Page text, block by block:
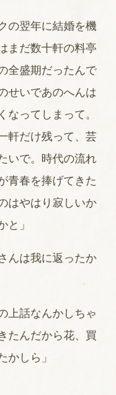
の翌年に結婚を機
まだ数十軒の料亭
全盛期だったんで
せいであのへんは
ってしまって。
軒だけ残って、芸
いで。時代の流れ
青春を捧げてきた
はやはり寂しいか
と」
んは我に返ったか
上話なんかしちゃ
たんだから花、買
かしら」